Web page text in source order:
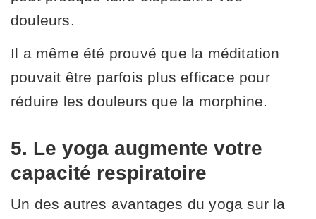
douleurs.
Il a même été prouvé que la méditation
pouvait être parfois plus efficace pour
réduire les douleurs que la morphine.
5. Le yoga augmente votre
capacité respiratoire
Un des autres avantages du yoga sur la